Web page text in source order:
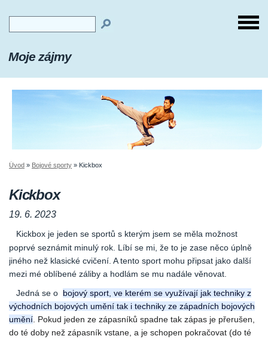
Moje zájmy
Úvod » Bojové sporty » Kickbox
Kickbox
19. 6. 2023
Kickbox je jeden se sportů s kterým jsem se měla možnost
poprvé seznámit minulý rok. Líbí se mi, že to je zase něco úplně
jiného než klasické cvičení. A tento sport mohu připsat jako další
mezi mé oblíbené záliby a hodlám se mu nadále věnovat.
Jedná se o bojový sport, ve kterém se využívají jak techniky z
východních bojových umění tak i techniky ze západních bojových
umění. Pokud jeden ze zápasníků spadne tak zápas je přerušen,
do té doby než zápasník vstane, a je schopen pokračovat (do té